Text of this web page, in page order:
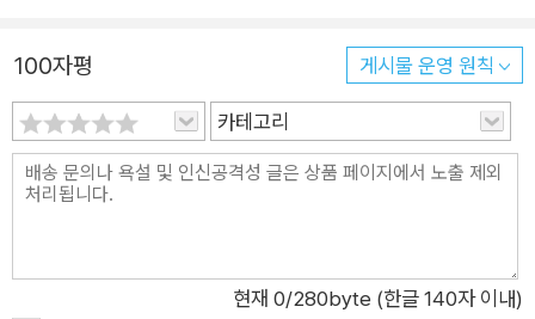
처음부터 읽어도 된다. 다만 천천히 읽는 것을 권한다. 평이한 언
어들이 조합을 통해 문장으로 발현되면서 어느 순간 내 마음으로
와 닿는 경험을 하게 될 것이다.
100자평 게시물 운영 원칙
카테고리
현재 0/280byte (한글 140자 이내)